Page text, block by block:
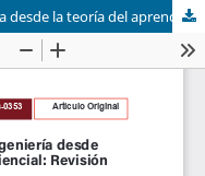
Enseñanza y aprendizaje en ingeniería desde la teoría del aprendizaje experiencial: revisión Actual